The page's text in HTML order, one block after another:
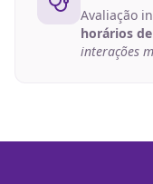
Avaliação
horários
interações